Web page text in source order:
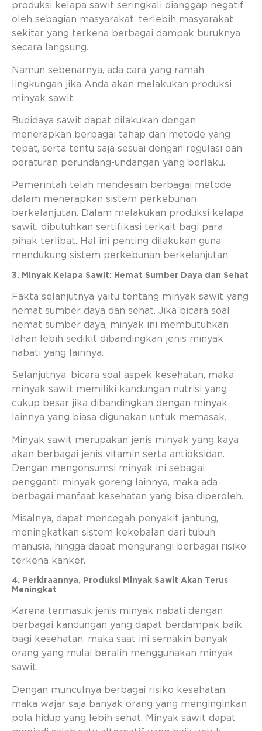
produksi kelapa sawit seringkali dianggap negatif
oleh sebagian masyarakat, terlebih masyarakat
sekitar yang terkena berbagai dampak buruknya
secara langsung.
Namun sebenarnya, ada cara yang ramah
lingkungan jika Anda akan melakukan produksi
minyak sawit.
Budidaya sawit dapat dilakukan dengan
menerapkan berbagai tahap dan metode yang
tepat, serta tentu saja sesuai dengan regulasi dan
peraturan perundang-undangan yang berlaku.
Pemerintah telah mendesain berbagai metode
dalam menerapkan sistem perkebunan
berkelanjutan. Dalam melakukan produksi kelapa
sawit, dibutuhkan sertifikasi terkait bagi para
pihak terlibat. Hal ini penting dilakukan guna
mendukung sistem perkebunan berkelanjutan,
3. Minyak Kelapa Sawit: Hemat Sumber Daya dan Sehat
Fakta selanjutnya yaitu tentang minyak sawit yang
hemat sumber daya dan sehat. Jika bicara soal
hemat sumber daya, minyak ini membutuhkan
lahan lebih sedikit dibandingkan jenis minyak
nabati yang lainnya.
Selanjutnya, bicara soal aspek kesehatan, maka
minyak sawit memiliki kandungan nutrisi yang
cukup besar jika dibandingkan dengan minyak
lainnya yang biasa digunakan untuk memasak.
Minyak sawit merupakan jenis minyak yang kaya
akan berbagai jenis vitamin serta antioksidan.
Dengan mengonsumsi minyak ini sebagai
pengganti minyak goreng lainnya, maka ada
berbagai manfaat kesehatan yang bisa diperoleh.
Misalnya, dapat mencegah penyakit jantung,
meningkatkan sistem kekebalan dari tubuh
manusia, hingga dapat mengurangi berbagai risiko
terkena kanker.
4. Perkiraannya, Produksi Minyak Sawit Akan Terus
Meningkat
Karena termasuk jenis minyak nabati dengan
berbagai kandungan yang dapat berdampak baik
bagi kesehatan, maka saat ini semakin banyak
orang yang mulai beralih menggunakan minyak
sawit.
Dengan munculnya berbagai risiko kesehatan,
maka wajar saja banyak orang yang menginginkan
pola hidup yang lebih sehat. Minyak sawit dapat